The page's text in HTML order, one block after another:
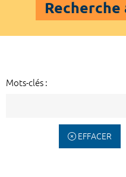
Recherche
Mots-clés :
EFFACER